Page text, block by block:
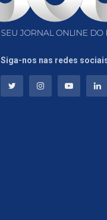
Siga-nos nas redes